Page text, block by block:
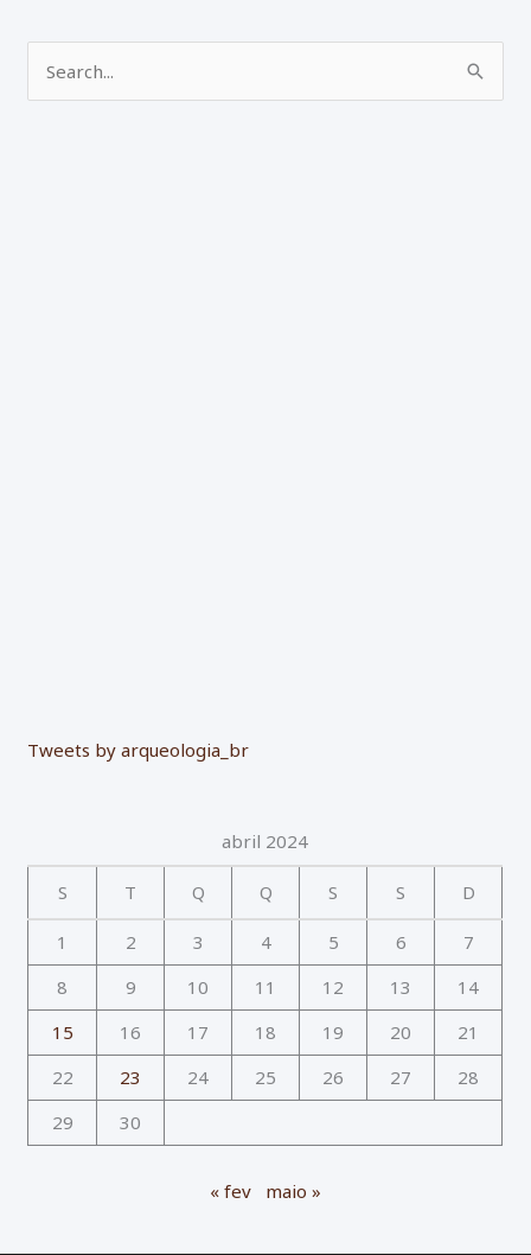
de
Beaumont
(França)
e
Tweets by arqueologia_br
abril 2024
S T Q Q S S D
1 2 3 4 5 6
7
8
9 10 11 12 13
14
15
16 17 18 19 20
21
22
23 24 25 26 27
28
29
30
« fev maio »